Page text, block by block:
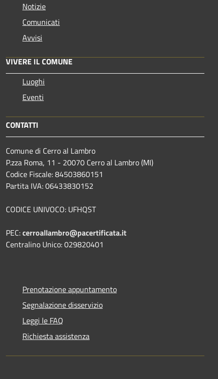
Notizie
Comunicati
Avvisi
VIVERE IL COMUNE
Luoghi
Eventi
CONTATTI
Comune di Cerro al Lambro
P.zza Roma, 11 - 20070 Cerro al Lambro (MI)
Codice Fiscale: 84503860151
Partita IVA: 06433830152
CODICE UNIVOCO: UFHQST
PEC:cerroallambro@pacertificata.it
Centralino Unico: 029820401
Prenotazione appuntamento
Segnalazione disservizio
Leggi le FAQ
Richiesta assistenza